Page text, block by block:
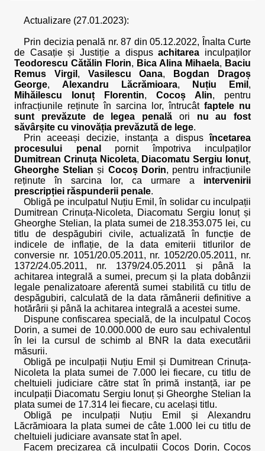
Actualizare (27.01.2023):
Prin decizia penală nr. 87 din 05.12.2022, Înalta Curte
de Casație și Justiție a dispusachitarea inculpaților
Teodorescu Cătălin Florin, Bica Alina Mihaela, Baciu
Remus Virgil , Vasilescu Oana,
Bogdan Dragoș
George, Alexandru Lăcrămioara, Nuțiu Emil ,
Mihăilescu Ionuț Florentin, Cocoș Alin, pentru
infracțiunile reținute în sarcina lor, întrucât faptele nu
sunt prevăzute de legea penală ori nu au fost
săvârșite cu vinovăția prevăzută de lege.
Prin aceeași decizie, instanța a dispusîncetarea
procesului penal
pornit împotriva inculpaților
Dumitrean Crinuța Nicoleta, Diacomatu Sergiu Ionuț,
Gheorghe Stelian și Cocoș Dorin, pentru infracțiunile
reținute în sarcina lor, ca urmare a intervenirii
prescripției răspunderii penale.
Obligă pe inculpatul Nuțiu Emil, în solidar cu inculpații
Dumitrean Crinuța-Nicoleta, Diacomatu Sergiu Ionuț și
Gheorghe Stelian, la plata sumei de 218.353.075 lei, cu
titlu de despăgubiri civile, actualizată în funcție de
indicele de inflație, de la data emiterii titlurilor de
conversie nr. 1051/20.05.2011, nr. 1052/20.05.2011, nr.
1372/24.05.2011, nr. 1379/24.05.2011 și până la
achitarea integrală a sumei, precum și la plata dobânzii
legale penalizatoare aferentă sumei stabilită cu titlu de
despăgubiri, calculată de la data rămânerii definitive a
hotărârii și până la achitarea integrală a acestei sume.
Dispune confiscarea specială, de la inculpatul Cocoș
Dorin, a sumei de 10.000.000 de euro sau echivalentul
în lei la cursul de schimb al BNR la data executării
măsurii.
Obligă pe inculpații Nuțiu Emil și Dumitrean Crinuța-
Nicoleta la plata sumei de 7.000 lei fiecare, cu titlu de
cheltuieli judiciare către stat în primă instanță, iar pe
inculpații Diacomatu Sergiu Ionuț și Gheorghe Stelian la
plata sumei de 17.314 lei fiecare, cu același titlu.
Obligă pe inculpații Nuțiu Emil și Alexandru
Lăcrămioara la plata sumei de câte 1.000 lei cu titlu de
cheltuieli judiciare avansate stat în apel.
Facem precizarea că inculpații Cocoș Dorin, Cocoș